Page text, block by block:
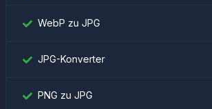
WebP zu JPG
JPG-Konverter
PNG zu JPG